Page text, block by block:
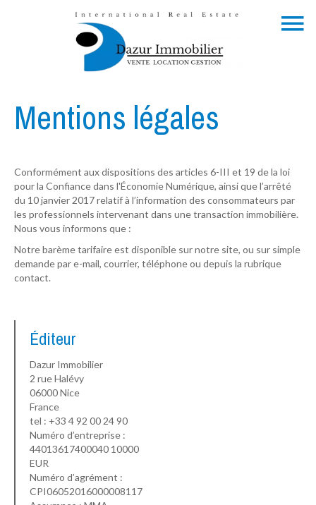
Mentions légales
Conformément aux dispositions des articles 6-III et 19 de la loi
pour la Confiance dans l'Économie Numérique, ainsi que l’arrêté
du 10 janvier 2017 relatif à l’information des consommateurs par
les professionnels intervenant dans une transaction immobilière.
Nous vous informons que :
Notre barème tarifaire est disponible sur notre site, ou sur simple
demande par e-mail, courrier, téléphone ou depuis la rubrique
contact.
Éditeur
Dazur Immobilier
2 rue Halévy
06000 Nice
France
tel : +33 4 92 00 24 90
Numéro d’entreprise :
44013617400040 10000
EUR
Numéro d’agrément :
CPI06052016000008117